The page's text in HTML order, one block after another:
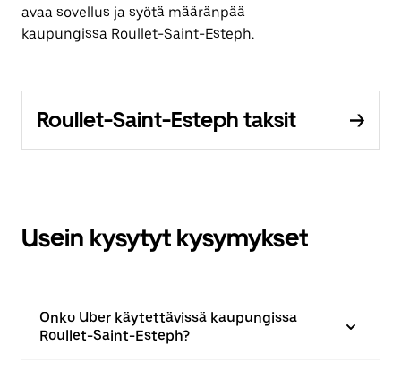
avaa sovellus ja syötä määränpää
kaupungissa Roullet-Saint-Esteph.
Roullet-Saint-Esteph taksit
Usein kysytyt kysymykset
Onko Uber käytettävissä kaupungissa
Roullet-Saint-Esteph?